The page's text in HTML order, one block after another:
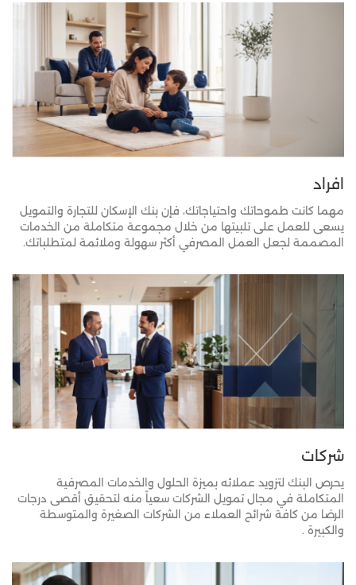
افراد
​​​​​​​مهما كانت طموحاتك واحتياجاتك، فإن بنك الإسكان للتجارة والتمويل
يسعى للعمل على تلبيتها من خلال مجموعة متكاملة من الخدمات
المصممة لجعل العمل المصرفي أكثر سهولة وملائمة لمتطلباتك.
شركات
يحرص البنك لتزويد عملائه بميزة الحلول والخدمات المصرفية
المتكاملة في مجال تمويل الشركات سعياً منه لتحقيق أقصى درجات
الرضا من كافة شرائح العملاء من الشركات الصغيرة والمتوسطة
والكبيرة .